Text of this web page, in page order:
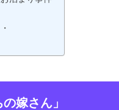
嫁さん」